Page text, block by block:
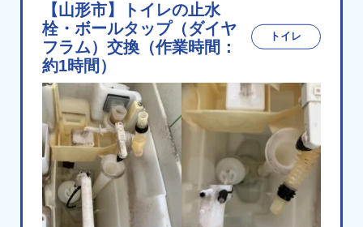
は、ラバー […]
【山形市】トイレの止水
栓・ボールタップ（ダイヤ
フラム）交換（作業時間：
約1時間）
トイレ